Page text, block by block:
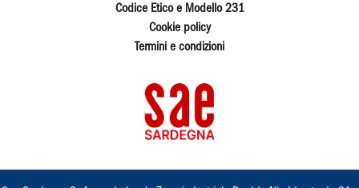
Codice Etico e Modello 231
Cookie policy
Termini e condizioni